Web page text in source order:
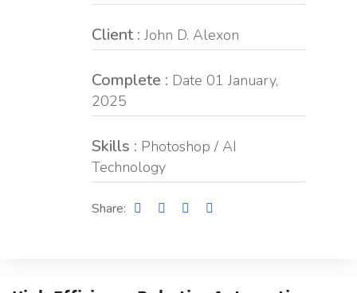
Client : John D. Alexon
Complete : Date 01 January,
2025
Skills : Photoshop / AI
Technology
Share: